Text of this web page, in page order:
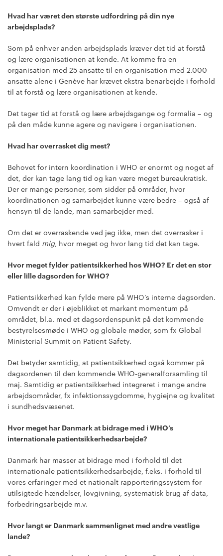
Hvad har været den største udfordring på din nye
arbejdsplads?
Som på enhver anden arbejdsplads kræver det tid at forstå
og lære organisationen at kende. At komme fra en
organisation med 25 ansatte til en organisation med 2.000
ansatte alene i Genève har krævet ekstra benarbejde i forhold
til at forstå og lære organisationen at kende.
Det tager tid at forstå og lære arbejdsgange og formalia – og
på den måde kunne agere og navigere i organisationen.
Hvad har overrasket dig mest?
Behovet for intern koordination i WHO er enormt og noget af
det, der kan tage lang tid og kan være meget bureaukratisk.
Der er mange personer, som sidder på områder, hvor
koordinationen og samarbejdet kunne være bedre – også af
hensyn til de lande, man samarbejder med.
Om det er overraskende ved jeg ikke, men det overrasker i
hvert fald mig, hvor meget og hvor lang tid det kan tage.
Hvor meget fylder patientsikkerhed hos WHO? Er det en stor
eller lille dagsorden for WHO?
Patientsikkerhed kan fylde mere på WHO’s interne dagsorden.
Omvendt er der i øjeblikket et markant momentum på
området, bl.a. med et dagsordenspunkt på det kommende
bestyrelsesmøde i WHO og globale møder, som fx Global
Ministerial Summit on Patient Safety.
Det betyder samtidig, at patientsikkerhed også kommer på
dagsordenen til den kommende WHO-generalforsamling til
maj. Samtidig er patientsikkerhed integreret i mange andre
arbejdsområder, fx infektionssygdomme, hygiejne og kvalitet
i sundhedsvæsenet.
Hvor meget har Danmark at bidrage med i WHO’s
internationale patientsikkerhedsarbejde?
Danmark har masser at bidrage med i forhold til det
internationale patientsikkerhedsarbejde, f.eks. i forhold til
vores erfaringer med et nationalt rapporteringssystem for
utilsigtede hændelser, lovgivning, systematisk brug af data,
forbedringsarbejde m.v.
Hvor langt er Danmark sammenlignet med andre vestlige
lande?